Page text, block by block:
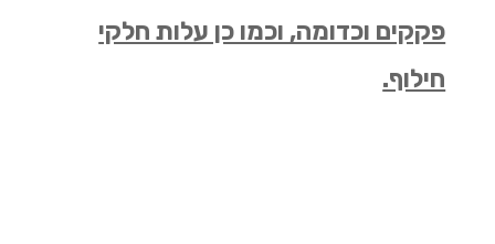
פקקים וכדומה, וכמו כן עלות חלקי
חילוף.